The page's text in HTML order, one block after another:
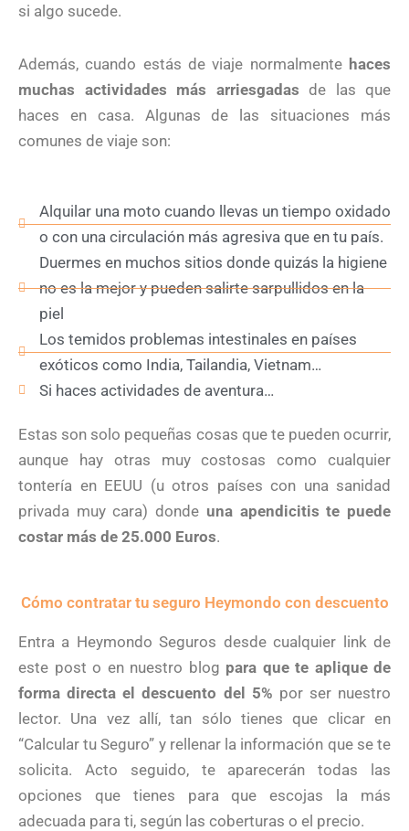
si algo sucede.
Además, cuando estás de viaje normalmente haces
muchas actividades más arriesgadas de las que
haces en casa. Algunas de las situaciones más
comunes de viaje son:
Alquilar una moto cuando llevas un tiempo oxidado
o con una circulación más agresiva que en tu país.
Duermes en muchos sitios donde quizás la higiene
no es la mejor y pueden salirte sarpullidos en la
piel
Los temidos problemas intestinales en países
exóticos como India, Tailandia, Vietnam…
Si haces actividades de aventura…
Estas son solo pequeñas cosas que te pueden ocurrir,
aunque hay otras muy costosas como cualquier
tontería en EEUU (u otros países con una sanidad
privada muy cara) donde una apendicitis te puede
costar más de 25.000 Euros.
Cómo contratar tu seguro Heymondo con descuento
Entra a Heymondo Seguros desde cualquier link de
este post o en nuestro blog para que te aplique de
forma directa el descuento del 5% por ser nuestro
lector. Una vez allí, tan sólo tienes que clicar en
“Calcular tu Seguro” y rellenar la información que se te
solicita. Acto seguido, te aparecerán todas las
opciones que tienes para que escojas la más
adecuada para ti, según las coberturas o el precio.